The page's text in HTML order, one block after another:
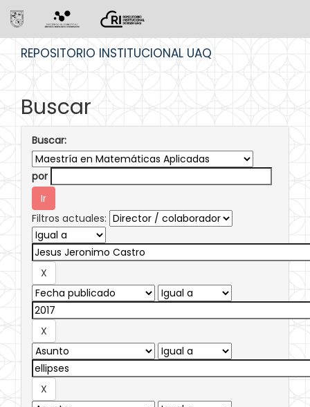
REPOSITORIO INSTITUCIONAL UAQ
Buscar
Buscar:
por
Filtros actuales: